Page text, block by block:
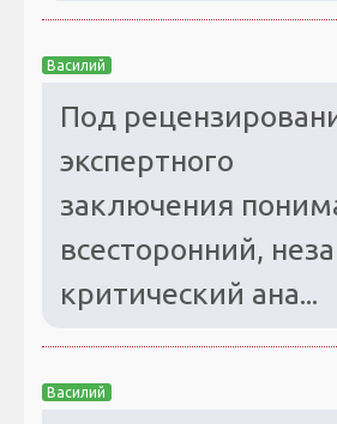
Василий
Под
экспертного
заключения
всесторонний,
критический ана...
Василий